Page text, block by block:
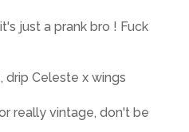
just a prank bro ! Fuck
drip Celeste x wings
really vintage, don't be